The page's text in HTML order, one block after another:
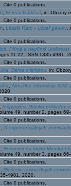
Cite 0 publications.
Ferenc Kárteszi, in: Obzory
Cite 0 publications.
László Rátz – učiteľ géniov
Cite 0 publications.
Přímá a nepřímá úměrnost
11-22, ISSN 1335-4981,
Cite 0 publications.
Dáma s lampou , in:
Cite 0 publications.
Aktuálne informácie ICMI
Cite 0 publications.
Inšpirujúca zbierka príkladov
49, number 2, pages
Cite 0 publications.
O exponenciálnych rovniciach
Cite 0 publications.
Recenzia na knihu Mareka
49, number 3, pages
Cite 0 publications.
Riešenie racionálnych
4981, 2020.
Cite 0 publications.